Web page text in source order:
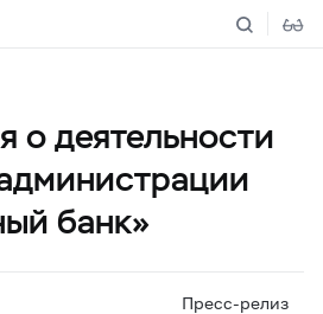
о деятельности
банк»
Пресс-релиз